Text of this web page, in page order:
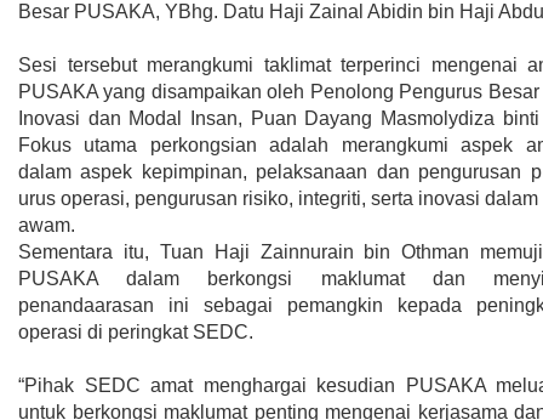
Besar PUSAKA, YBhg. Datu Haji Zainal Abidin bin Haji
Sesi tersebut merangkumi taklimat terperinci mengenai
PUSAKA yang disampaikan oleh Penolong Pengurus Besar
Inovasi dan Modal Insan, Puan Dayang Masmolydiza
Fokus utama perkongsian adalah merangkumi aspek
dalam aspek kepimpinan, pelaksanaan dan pengurusan
urus operasi, pengurusan risiko, integriti, serta inovasi
awam.
Sementara itu, Tuan Haji Zainnurain bin Othman
PUSAKA dalam berkongsi maklumat dan
penandaarasan ini sebagai pemangkin kepada
operasi di peringkat SEDC.
“Pihak SEDC amat menghargai kesudian PUSAKA
untuk berkongsi maklumat penting mengenai kerjasama